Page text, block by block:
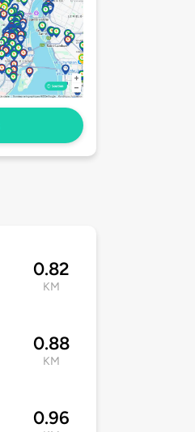
0.82
KM
0.88
KM
0.96